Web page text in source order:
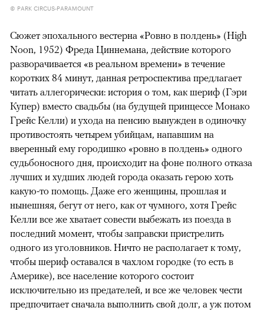
© PARK CIRCUS-PARAMOUNT
Сюжет эпохального вестерна «Ровно в полдень» (High
Noon, 1952) Фреда Циннемана, действие которого
разворачивается «в реальном времени» в течение
коротких 84 минут, данная ретроспектива предлагает
читать аллегорически: история о том, как шериф (Гэри
Купер) вместо свадьбы (на будущей принцессе Монако
Грейс Келли) и ухода на пенсию вынужден в одиночку
противостоять четырем убийцам, напавшим на
вверенный ему городишко «ровно в полдень» одного
судьбоносного дня, происходит на фоне полного отказа
лучших и худших людей города оказать герою хоть
какую-то помощь. Даже его женщины, прошлая и
нынешняя, бегут от него, как от чумного, хотя Грейс
Келли все же хватает совести выбежать из поезда в
последний момент, чтобы заправски пристрелить
одного из уголовников. Ничто не располагает к тому,
чтобы шериф оставался в чахлом городке (то есть в
Америке), все население которого состоит
исключительно из предателей, и все же человек чести
предпочитает сначала выполнить свой долг, а уж потом